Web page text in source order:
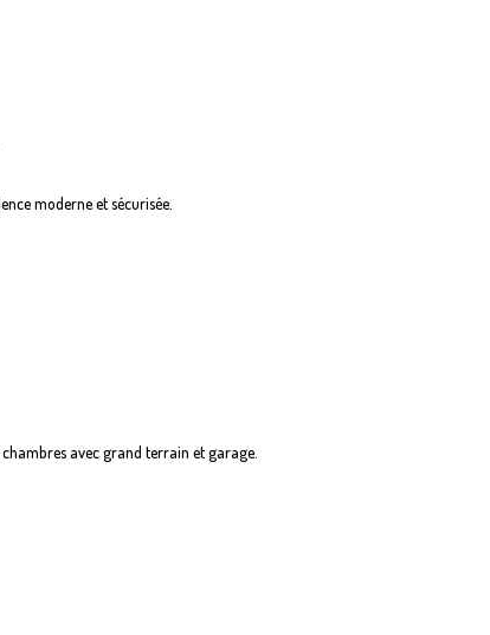
moderne et sécurisée.
chambres avec grand terrain et garage.